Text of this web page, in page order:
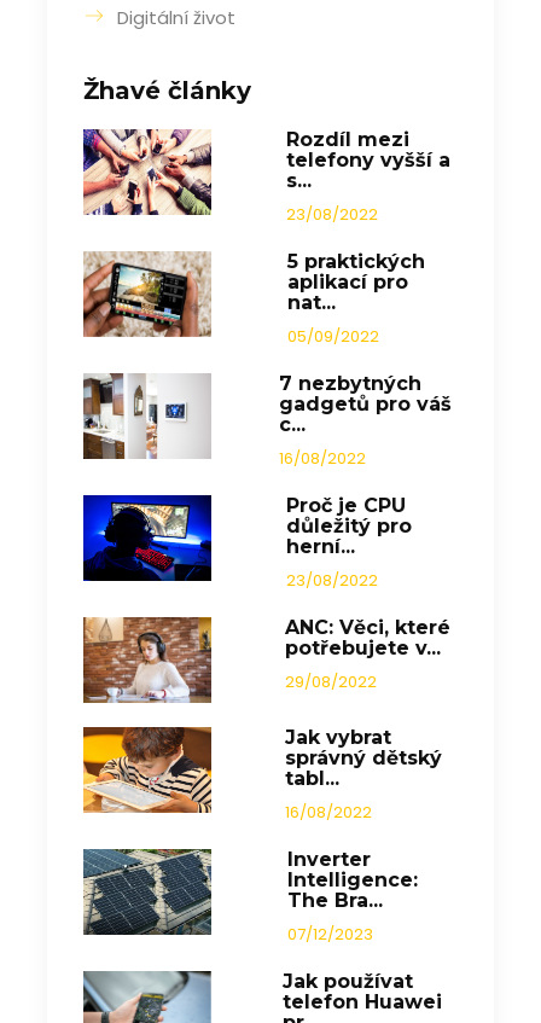
Digitální život
Žhavé články
Rozdíl mezi
telefony vyšší a
s...
23/08/2022
5 praktických
aplikací pro
nat...
05/09/2022
7 nezbytných
gadgetů pro váš
c...
16/08/2022
Proč je CPU
důležitý pro
herní...
23/08/2022
ANC: Věci, které
potřebujete v...
29/08/2022
Jak vybrat
správný dětský
tabl...
16/08/2022
Inverter
Intelligence:
The Bra...
07/12/2023
Jak používat
telefon Huawei